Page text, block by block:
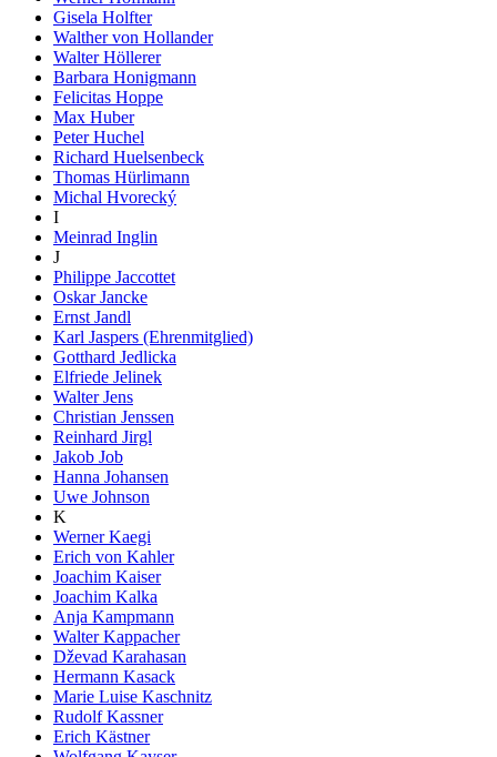
Gisela Holfter
Walther von Hollander
Walter Höllerer
Barbara Honigmann
Felicitas Hoppe
Max Huber
Peter Huchel
Richard Huelsenbeck
Thomas Hürlimann
Michal Hvorecký
I
Meinrad Inglin
J
Philippe Jaccottet
Oskar Jancke
Ernst Jandl
Karl Jaspers (Ehrenmitglied)
Gotthard Jedlicka
Elfriede Jelinek
Walter Jens
Christian Jenssen
Reinhard Jirgl
Jakob Job
Hanna Johansen
Uwe Johnson
K
Werner Kaegi
Erich von Kahler
Joachim Kaiser
Joachim Kalka
Anja Kampmann
Walter Kappacher
Dževad Karahasan
Hermann Kasack
Marie Luise Kaschnitz
Rudolf Kassner
Erich Kästner